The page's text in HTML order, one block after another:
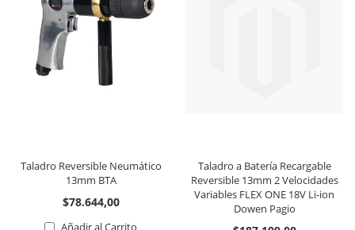
Taladro Reversible Neumático
13mm BTA
$78.644,00
Añadir al Carrito
Taladro a Batería Recargable
Reversible 13mm 2 Velocidades
Variables FLEX ONE 18V Li-ion
Dowen Pagio